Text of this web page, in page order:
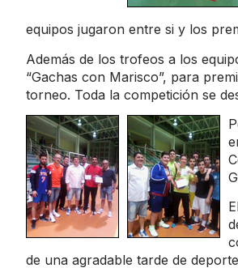
equipos jugaron entre si y los
Además de los trofeos a los
“Gachas con Marisco”, para
torneo. Toda la competición se
de una agradable tarde de